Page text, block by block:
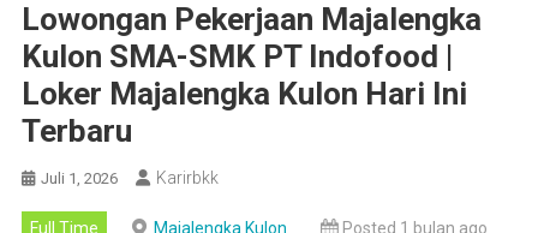
Lowongan Pekerjaan Majalengka
Kulon SMA-SMK PT Indofood |
Loker Majalengka Kulon Hari Ini
Terbaru
Juli 1, 2026 Karirbkk
Full Time Majalengka Kulon Posted 1 bulan ago